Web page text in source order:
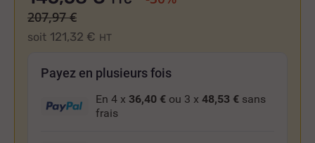
soit 121,32 € HT
207,97 €
Payez en plusieurs fois
En 4 x 36,40 € ou 3 x 48,53 € sans
frais